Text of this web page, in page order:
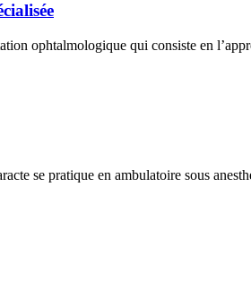
ophtalmologique qui consiste en
se pratique en ambulatoire sous